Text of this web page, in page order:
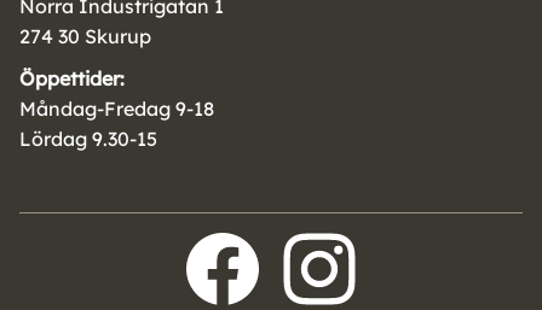
Norra Industrigatan 1
274 30 Skurup
Öppettider:
Måndag-Fredag 9-18
Lördag 9.30-15